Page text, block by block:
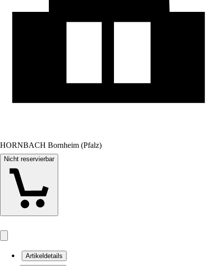
HORNBACH Bornheim (Pfalz)
Nicht reservierbar
Artikeldetails